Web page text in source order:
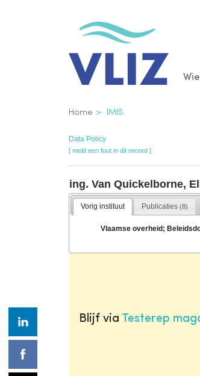
Kruimelpad
Home IMIS
Data Policy
[ meld een fout in dit record ]
ing. Van Quickelborne,
Vorig instituut Publicaties(8)
Vlaamse overheid;
Blijf via Testerep